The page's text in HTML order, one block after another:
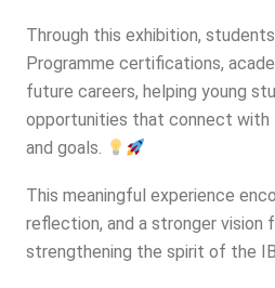
Through this exhibition,
Programme certifications,
future careers, helping young
opportunities that connect with
and goals.
This meaningful experience
reflection, and a stronger vision
strengthening the spirit of the